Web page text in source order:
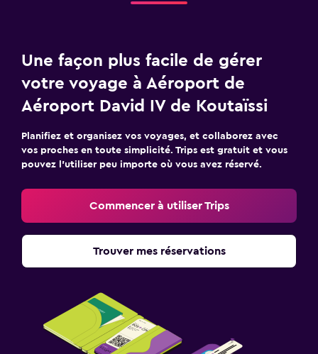
Une façon plus facile de gérer
votre voyage à Aéroport de
Aéroport David IV de Koutaïssi
Planifiez et organisez vos voyages, et collaborez avec
vos proches en toute simplicité. Trips est gratuit et vous
pouvez l’utiliser peu importe où vous avez réservé.
Commencer à utiliser Trips
Trouver mes réservations